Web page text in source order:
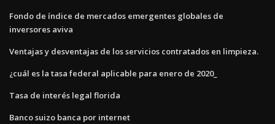
Fondo de índice de mercados emergentes globales de
inversores aviva
Ventajas y desventajas de los servicios contratados en limpieza.
¿cuál es la tasa federal aplicable para enero de 2020_
Tasa de interés legal florida
Banco suizo banca por internet